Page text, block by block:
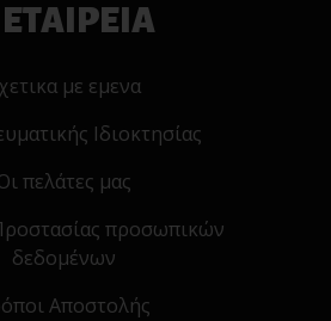
με εμενα
Ιδιοκτησίας
πελάτες μας
προσωπικών
δεδομένων
Αποστολής